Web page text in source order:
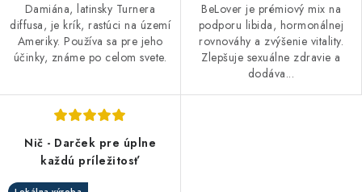
Damiána, latinsky Turnera
diffusa, je krík, rastúci na území
Ameriky. Používa sa pre jeho
účinky, známe po celom svete.
BeLover je prémiový mix na
podporu libida, hormonálnej
rovnováhy a zvýšenie vitality.
Zlepšuje sexuálne zdravie a
dodáva...
Nič - Darček pre úplne
každú príležitosť